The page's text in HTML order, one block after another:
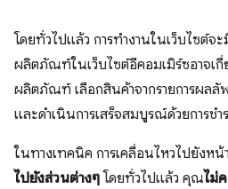
โดยทั่วไปแล้ว การทำงานในเว็บไซต์จ
ผลิตภัณฑ์ในเว็บไซต์อีคอมเมิร์ซอาจเกี่
ผลิตภัณฑ์ เลือกสินค้าจากรายการผลลั
และดําเนินการเสร็จสมบูรณ์ด้วยการชํา
ในทางเทคนิค การเคลื่อนไหวไปยังหน้
ไปยังส่วนต่างๆ โดยทั่วไปแล้ว คุณไม่